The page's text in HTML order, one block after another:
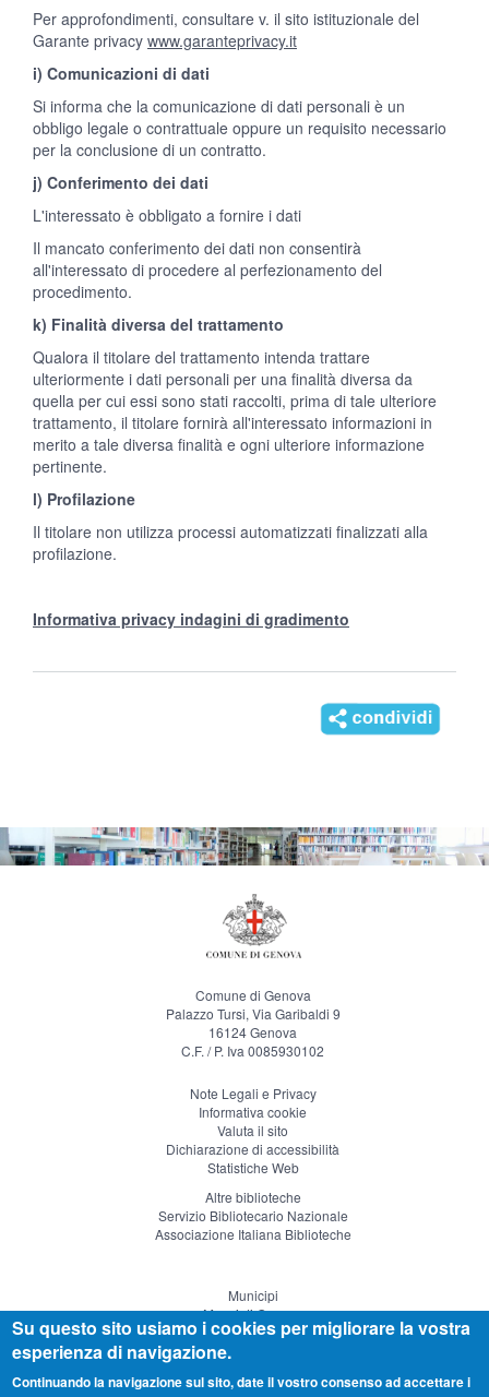
Per approfondimenti, consultare v. il sito istituzionale del
Garante privacy www.garanteprivacy.it
i) Comunicazioni di dati
Si informa che la comunicazione di dati personali è un
obbligo legale o contrattuale oppure un requisito necessario
per la conclusione di un contratto.
j) Conferimento dei dati
L'interessato è obbligato a fornire i dati
Il mancato conferimento dei dati non consentirà
all'interessato di procedere al perfezionamento del
procedimento.
k) Finalità diversa del trattamento
Qualora il titolare del trattamento intenda trattare
ulteriormente i dati personali per una finalità diversa da
quella per cui essi sono stati raccolti, prima di tale ulteriore
trattamento, il titolare fornirà all'interessato informazioni in
merito a tale diversa finalità e ogni ulteriore informazione
pertinente.
l) Profilazione
Il titolare non utilizza processi automatizzati finalizzati alla
profilazione.
Informativa privacy indagini di gradimento
Comune di Genova
Palazzo Tursi, Via Garibaldi 9
16124 Genova
C.F. / P. Iva 0085930102
Note Legali e Privacy
Informativa cookie
Valuta il sito
Dichiarazione di accessibilità
Statistiche Web
Altre biblioteche
Servizio Bibliotecario Nazionale
Associazione Italiana Biblioteche
Municipi
Musei di Genova
Genova Teatro
Visitgenoa
Su questo sito usiamo i cookies per migliorare la vostra
esperienza di navigazione.
Continuando la navigazione sul sito, date il vostro consenso ad accettare i